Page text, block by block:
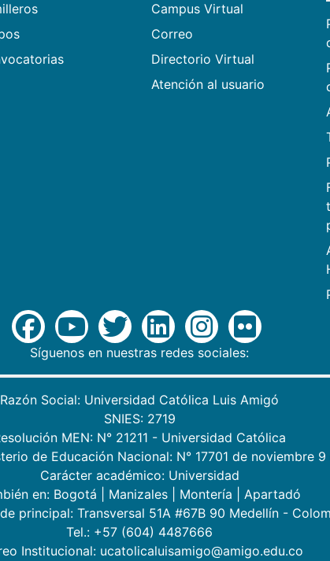
Campus Virtual
Correo
Directorio Virtual
Atención al usuario
Síguenos en nuestras redes sociales:
Razón Social: Universidad Católica Luis Amigó
SNIES: 2719
MEN: N° 21211 - Universidad Católica
de Educación Nacional: N° 17701 de noviembre 9
Carácter académico: Universidad
en: Bogotá Manizales Montería
Apartadó
principal: Transversal 51A #67B 90 Medellín -
Tel.: +57 (604) 4487666
Institucional: ucatolicaluisamigo@amigo.edu.co